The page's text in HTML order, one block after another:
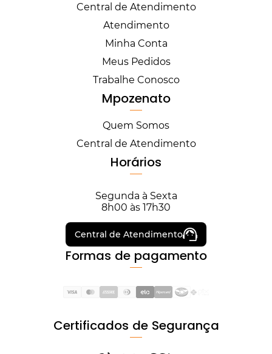
Central de Atendimento
Atendimento
Minha Conta
Meus Pedidos
Trabalhe Conosco
Mpozenato
Quem Somos
Central de Atendimento
Horários
Segunda à Sexta
8h00 às 17h30
Central de Atendimento
Formas de pagamento
Certificados de Segurança